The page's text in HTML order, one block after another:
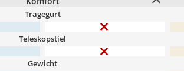
Tragegurt
Teleskopstiel
Gewicht